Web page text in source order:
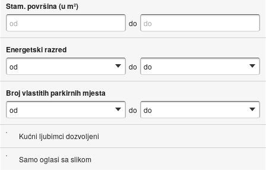
Stam. površina (u m²)
do
Energetski razred
do
Broj vlastitih parkirnih mjesta
do
Kućni ljubimci dozvoljeni
Samo oglasi sa slikom